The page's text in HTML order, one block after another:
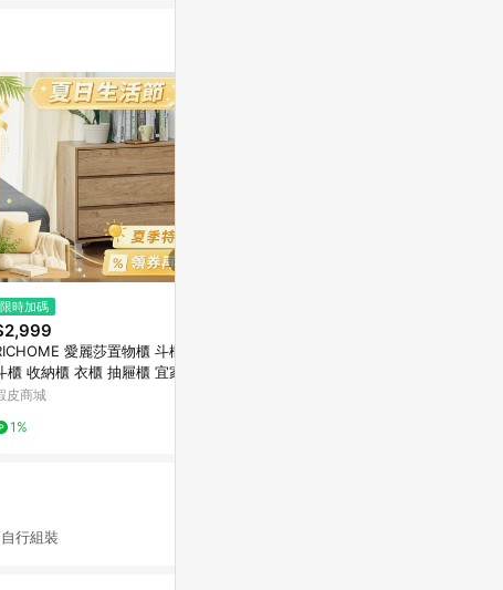
限時加碼
愛麗莎置物櫃 斗櫃 三
櫃 收納櫃 衣櫃 抽屜櫃 宜家 IK
DR252
皮商城
1%
組裝